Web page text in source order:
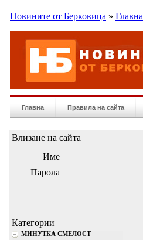
Новините от Берковица » Главна
Главна Правила на сайта
Влизане на сайта
Име
Парола
Категории
МИНУТКА СМЕЛОСТ